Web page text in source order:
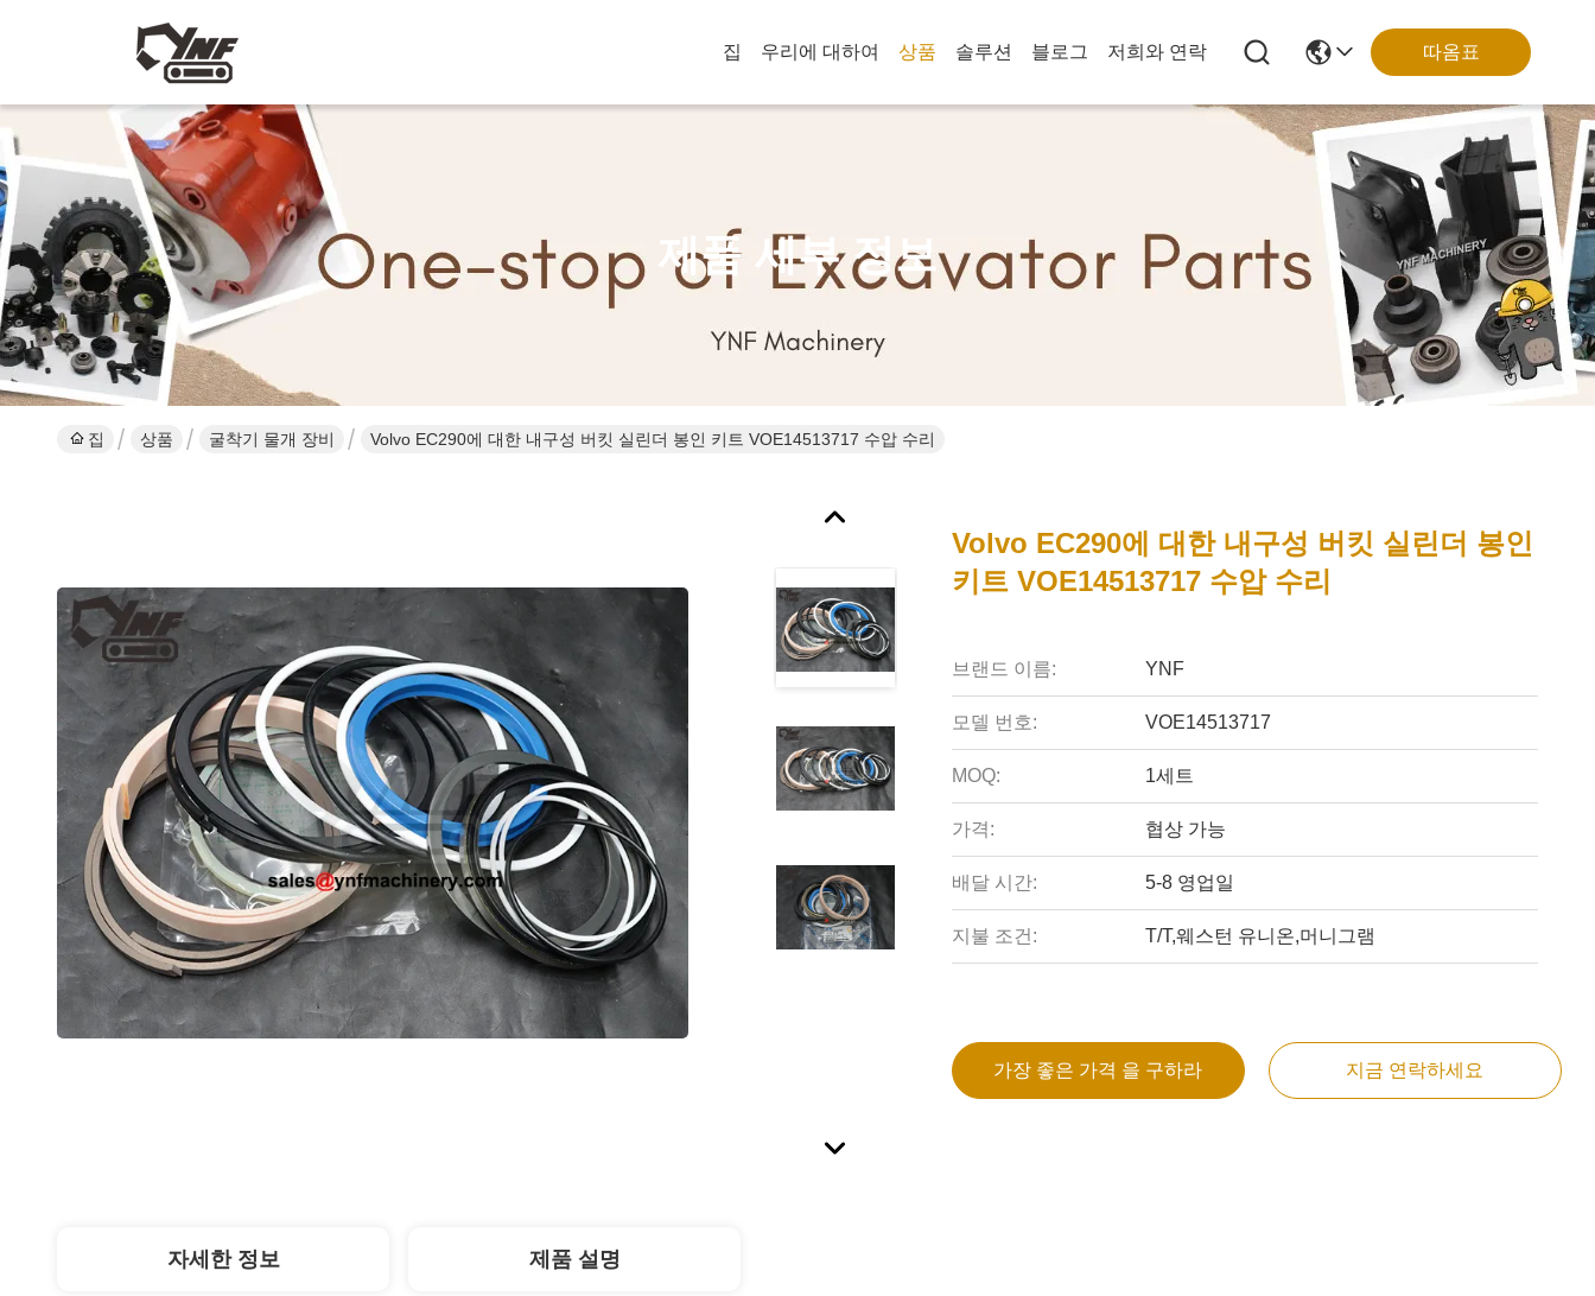
집 우리에 대하여 상품 솔루션 블로그 저희와 연락 따옴표
제품 세부 정보
집 상품 굴착기 물개 장비 Volvo EC290에 대한 내구성 버킷 실린더 봉인 키트 VOE14513717 수압 수리
Volvo EC290에 대한 내구성 버킷 실린더 봉인
키트 VOE14513717 수압 수리
브랜드 이름: YNF
모델 번호: VOE14513717
MOQ: 1세트
가격: 협상 가능
배달 시간: 5-8 영업일
지불 조건: T/T,웨스턴 유니온,머니그램
가장 좋은 가격 을 구하라 지금 연락하세요
자세한 정보 제품 설명